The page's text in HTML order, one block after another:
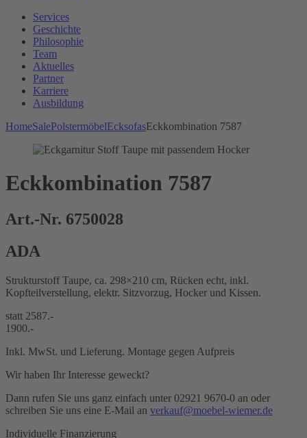
Services
Geschichte
Philosophie
Team
Aktuelles
Partner
Karriere
Ausbildung
HomeSalePolstermöbelEcksofasEckkombination 7587
Eckkombination 7587
Art.-Nr. 6750028
ADA
Strukturstoff Taupe, ca. 298×210 cm, Rücken echt, inkl.
Kopfteilverstellung, elektr. Sitzvorzug, Hocker und Kissen.
statt 2587.-
1900.-
Inkl. MwSt. und Lieferung. Montage gegen Aufpreis
Wir haben Ihr Interesse geweckt?
Dann rufen Sie uns ganz einfach unter 02921 9670-0 an oder
schreiben Sie uns eine E-Mail an verkauf@moebel-wiemer.de
Individuelle Finanzierung